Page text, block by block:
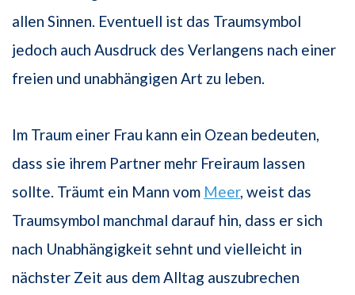
allen Sinnen. Eventuell ist das Traumsymbol
jedoch auch Ausdruck des Verlangens nach einer
freien und unabhängigen Art zu leben.
Im Traum einer Frau kann ein Ozean bedeuten,
dass sie ihrem Partner mehr Freiraum lassen
sollte. Träumt ein Mann vom Meer, weist das
Traumsymbol manchmal darauf hin, dass er sich
nach Unabhängigkeit sehnt und vielleicht in
nächster Zeit aus dem Alltag auszubrechen